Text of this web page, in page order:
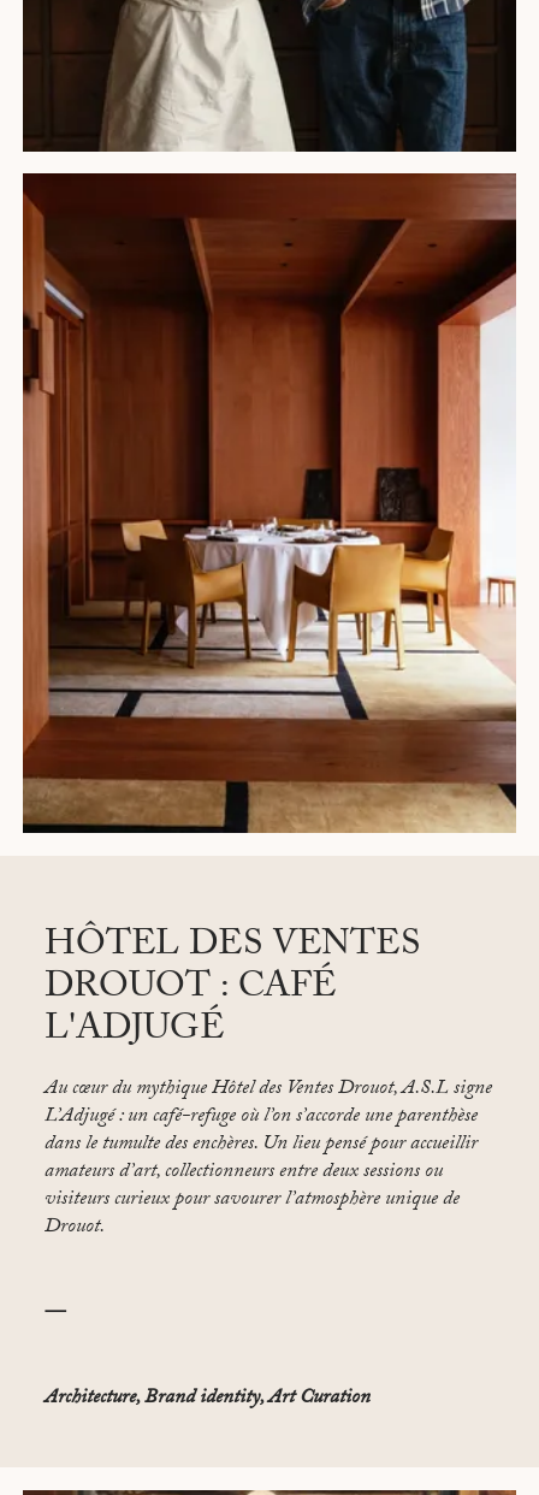
HÔTEL DES VENTES
DROUOT : CAFÉ
L'ADJUGÉ
Au cœur du mythique Hôtel des Ventes Drouot, A.S.L signe
L’Adjugé: un café-refuge où l’on s’accorde une parenthèse
dans le tumulte des enchères. Un lieu pensé pour accueillir
amateurs d’art, collectionneurs entre deux sessions ou
visiteurs curieux pour savourer l’atmosphère unique de
Drouot.
—
Architecture, Brand identity, Art Curation